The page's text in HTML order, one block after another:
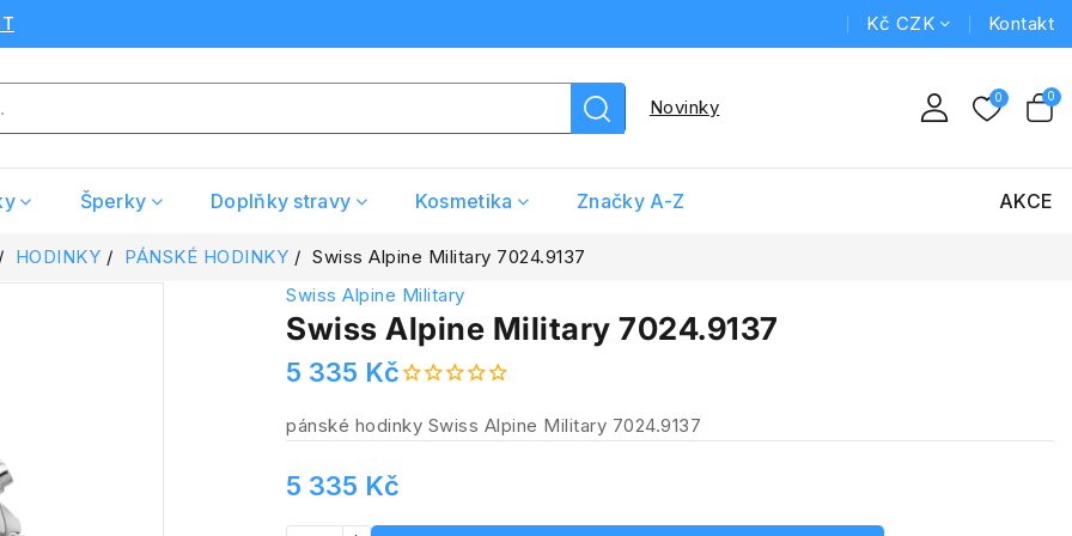
Kč CZK Kontakt
Novinky
Šperky Doplňky stravy Kosmetika Značky A-Z AKCE
HODINKY PÁNSKÉ HODINKY
Swiss Alpine Military 7024.9137
Swiss Alpine Military
Swiss Alpine Military 7024.9137
5 335 Kč
pánské hodinky Swiss Alpine Military 7024.9137
5 335 Kč